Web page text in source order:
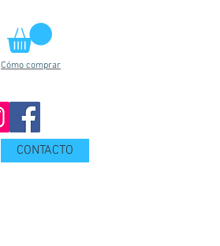
Cómo comprar
CONTACTO